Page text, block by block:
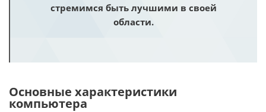
стремимся быть лучшими в своей
области.
Основные характеристики
компьютера